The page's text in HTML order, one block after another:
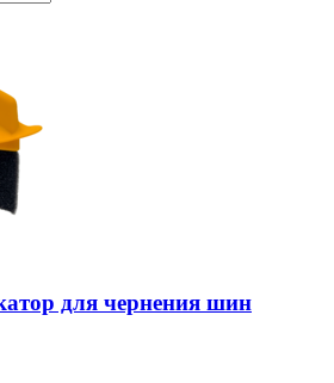
для чернения шин